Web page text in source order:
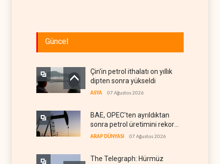
Güncel
Çin'in petrol ithalatı on yıllık
dipten sonra yükseldi
ASYA 07 Ağustos 2026
BAE, OPEC'ten ayrıldıktan
sonra petrol üretimini rekor
düzeye çıkardı
ARAP DÜNYASI 07 Ağustos 2026
The Telegraph: Hürmüz